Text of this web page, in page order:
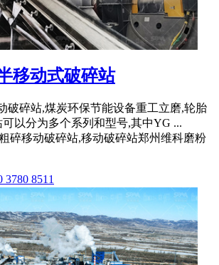
移动式破碎站
破碎站,煤炭环保节能设备重工立磨,轮胎
以分为多个系列和型号,其中YG ...
碎移动破碎站,移动破碎站郑州维科磨粉
8511